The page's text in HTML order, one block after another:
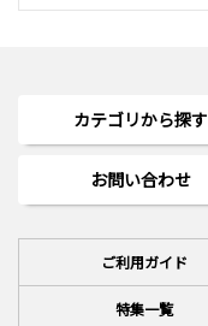
カテゴリから探す
お問い合わせ
ご利用ガイド
特集一覧